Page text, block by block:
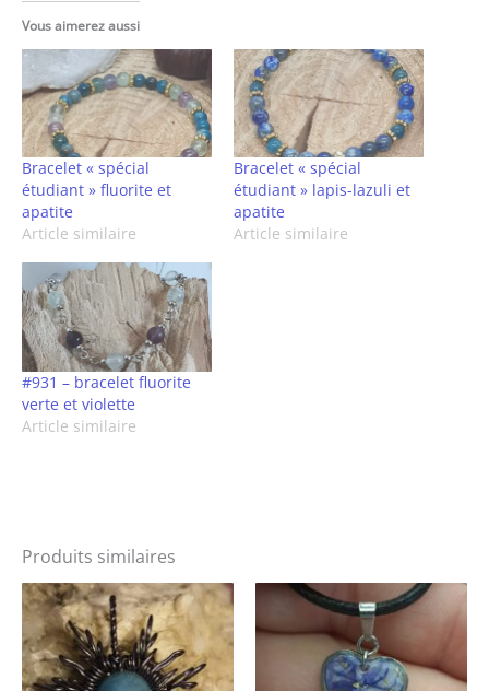
Vous aimerez aussi
Bracelet « spécial
étudiant » fluorite et
apatite
Article similaire
Bracelet « spécial
étudiant » lapis-lazuli et
apatite
Article similaire
#931 – bracelet fluorite
verte et violette
Article similaire
Produits similaires